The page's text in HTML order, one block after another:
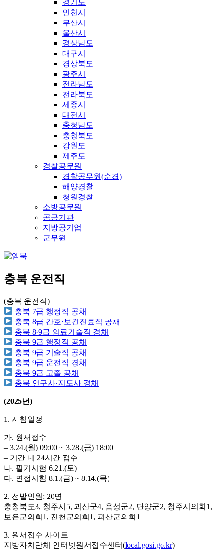
경기도
인천시
부산시
울산시
경상남도
대구시
경상북도
광주시
전라남도
전라북도
세종시
대전시
충청남도
충청북도
강원도
제주도
경찰공무원
경찰공무원(순경)
해양경찰
청원경찰
소방공무원
공공기관
지방공기업
군무원
충북 운전직
(충북 운전직)
충북 7급 행정직 공채
충북 8급 간호·보건진료직 공채
충북 8·9급 의료기술직 경채
충북 9급 행정직 공채
충북 9급 기술직 공채
충북 9급 운전직 경채
충북 9급 고졸 공채
충북 연구사·지도사 경채
(2025년)
1. 시험일정
가. 원서접수
– 3.24.(월) 09:00 ~ 3.28.(금) 18:00
– 기간 내 24시간 접수
나. 필기시험 6.21.(토)
다. 면접시험 8.1.(금) ~ 8.14.(목)
2. 선발인원: 20명
충청북도3, 청주시5, 괴산군4, 음성군2, 단양군2, 청주시의회1,
보은군의회1, 진천군의회1, 괴산군의회1
3. 원서접수 사이트
지방자치단체 인터넷원서접수센터(local.gosi.go.kr)